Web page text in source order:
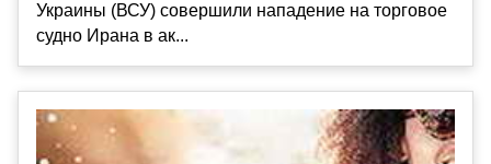
Украины (ВСУ) совершили нападение на торговое
судно Ирана в ак...